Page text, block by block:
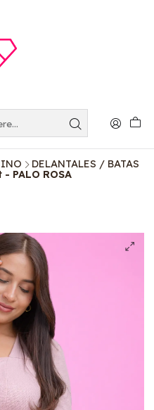
DELANTALES / BATAS
PALO ROSA